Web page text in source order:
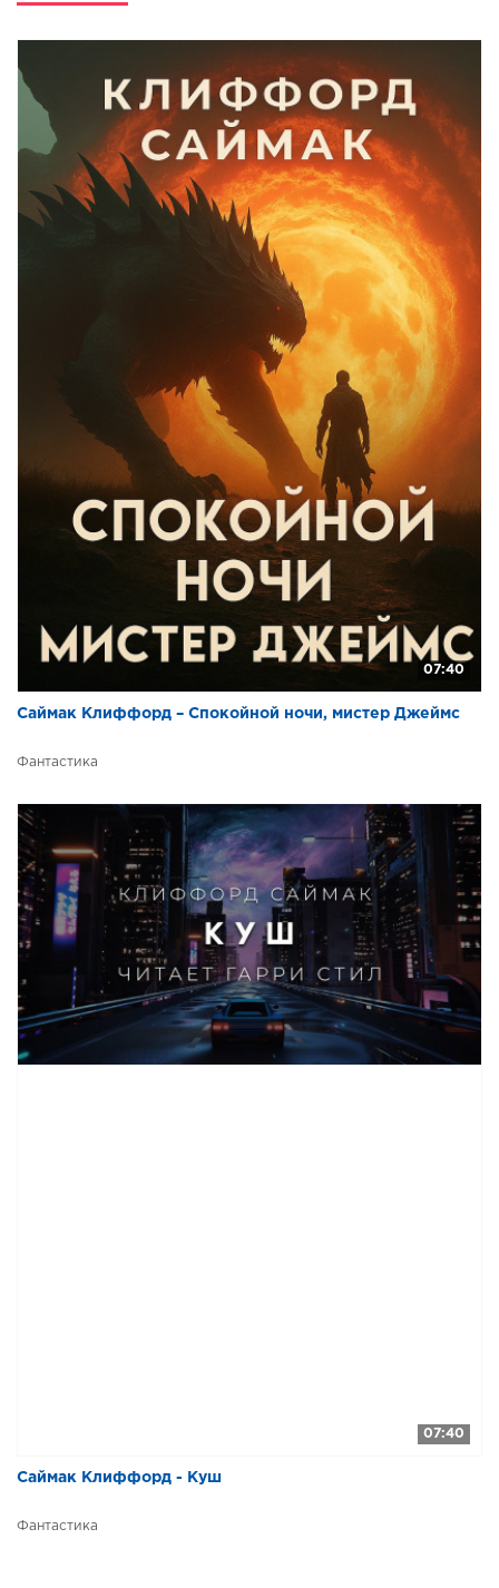
07:40
Саймак Клиффорд – Спокойной ночи, мистер Джеймс
Фантастика
07:40
Саймак Клиффорд - Куш
Фантастика